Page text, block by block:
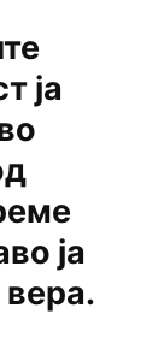
ја
ја
вера.